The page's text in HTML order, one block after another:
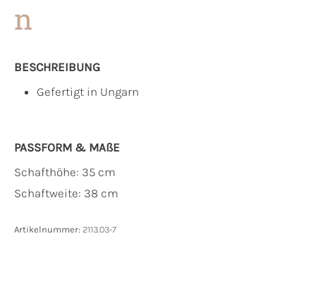
n
BESCHREIBUNG
Gefertigt in Ungarn
PASSFORM & MAẞE
Schafthöhe: 35 cm
Schaftweite: 38 cm
Artikelnummer: 2113.03-7